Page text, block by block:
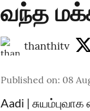
வந்த
thanthitv
Published on: 08
Aadi |